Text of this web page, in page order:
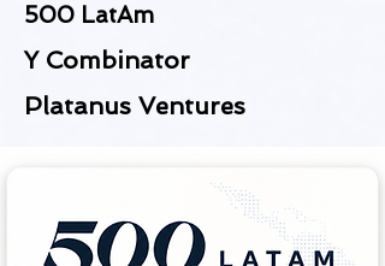
500 LatAm
Y Combinator
Platanus Ventures